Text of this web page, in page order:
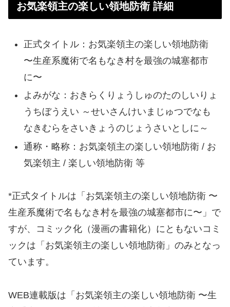
お気楽領主の楽しい領地防衛 詳細
正式タイトル：お気楽領主の楽しい領地防衛
〜生産系魔術で名もなき村を最強の城塞都市
に〜
よみがな：おきらくりょうしゅのたのしいりょ
うちぼうえい ～せいさんけいまじゅつでなも
なきむらをさいきょうのじょうさいとしに～
通称・略称：お気楽領主の楽しい領地防衛 / お
気楽領主 / 楽しい領地防衛 等
*正式タイトルは「お気楽領主の楽しい領地防衛 〜
生産系魔術で名もなき村を最強の城塞都市に〜」で
すが、コミック化（漫画の書籍化）にともないコミ
ックは「お気楽領主の楽しい領地防衛」のみとなっ
ています。
WEB連載版は「お気楽領主の楽しい領地防衛 〜生